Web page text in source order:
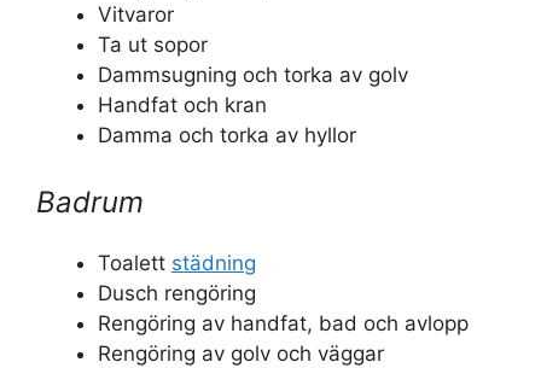
Vitvaror
Ta ut sopor
Dammsugning och torka av golv
Handfat och kran
Damma och torka av hyllor
Badrum
Toalett städning
Dusch rengöring
Rengöring av handfat, bad och avlopp
Rengöring av golv och väggar